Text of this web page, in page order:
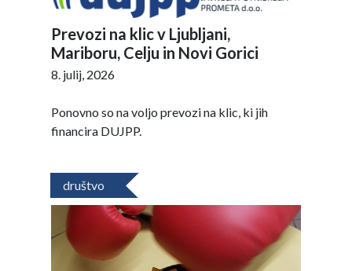
Prevozi na klic v Ljubljani,
Mariboru, Celju in Novi Gorici
8. julij, 2026
Ponovno so na voljo prevozi na klic, ki jih
financira DUJPP.
društvo